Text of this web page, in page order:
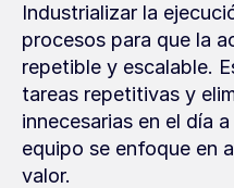
Industrializar la
procesos para que la
repetible y escalable.
tareas repetitivas y
innecesarias en el día
equipo se enfoque en
valor.